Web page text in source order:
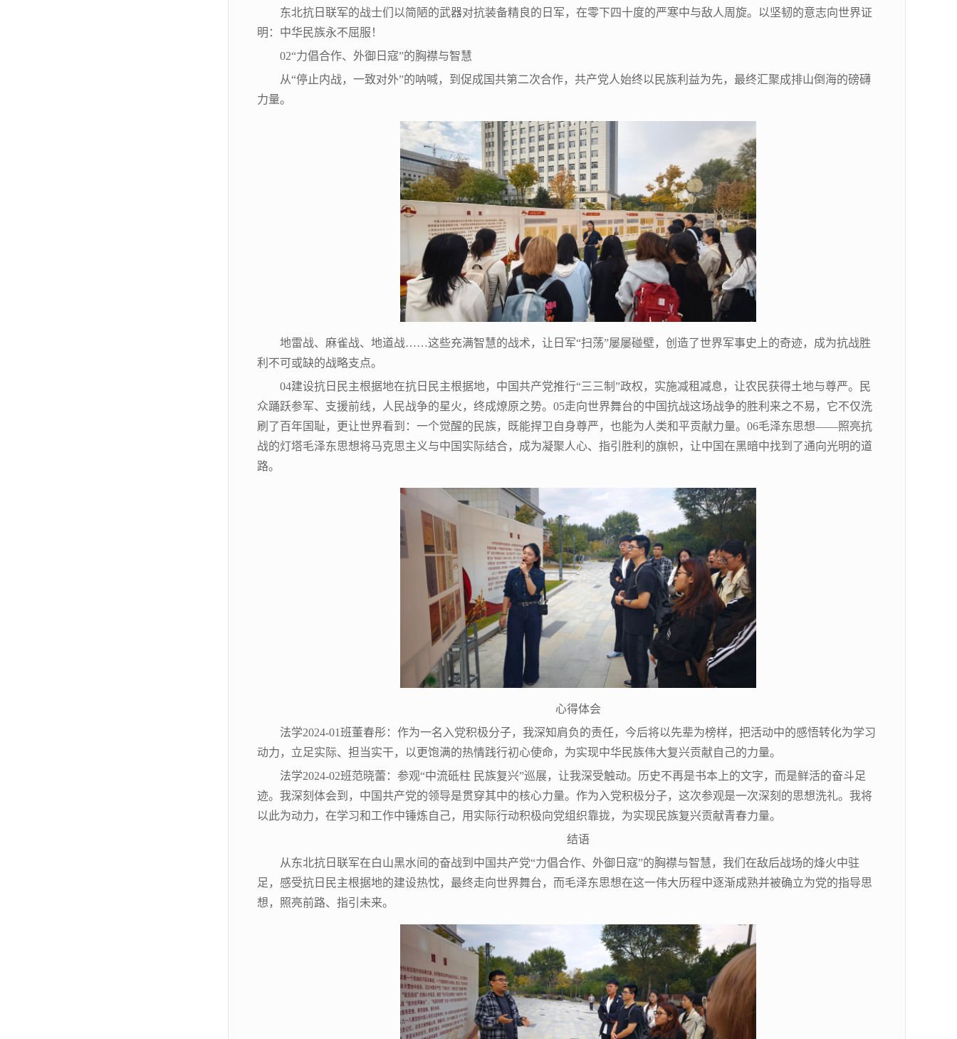
东北抗日联军的战士们以简陋的武器对抗装备精良的日军，在零下四十度的严寒中与敌人周旋。以坚韧的意志向世界证
明：中华民族永不屈服！
02“力倡合作、外御日寇”的胸襟与智慧
从“停止内战，一致对外”的呐喊，到促成国共第二次合作，共产党人始终以民族利益为先，最终汇聚成排山倒海的磅礴
力量。
地雷战、麻雀战、地道战……这些充满智慧的战术，让日军“扫荡”屡屡碰壁，创造了世界军事史上的奇迹，成为抗战胜
利不可或缺的战略支点。
04建设抗日民主根据地在抗日民主根据地，中国共产党推行“三三制”政权，实施减租减息，让农民获得土地与尊严。民
众踊跃参军、支援前线，人民战争的星火，终成燎原之势。05走向世界舞台的中国抗战这场战争的胜利来之不易，它不仅洗
刷了百年国耻，更让世界看到：一个觉醒的民族，既能捍卫自身尊严，也能为人类和平贡献力量。06毛泽东思想——照亮抗
战的灯塔毛泽东思想将马克思主义与中国实际结合，成为凝聚人心、指引胜利的旗帜，让中国在黑暗中找到了通向光明的道
路。
心得体会
法学2024-01班董春彤：作为一名入党积极分子，我深知肩负的责任，今后将以先辈为榜样，把活动中的感悟转化为学习
动力，立足实际、担当实干，以更饱满的热情践行初心使命，为实现中华民族伟大复兴贡献自己的力量。
法学2024-02班范晓蕾：参观“中流砥柱 民族复兴”巡展，让我深受触动。历史不再是书本上的文字，而是鲜活的奋斗足
迹。我深刻体会到，中国共产党的领导是贯穿其中的核心力量。作为入党积极分子，这次参观是一次深刻的思想洗礼。我将
以此为动力，在学习和工作中锤炼自己，用实际行动积极向党组织靠拢，为实现民族复兴贡献青春力量。
结语
从东北抗日联军在白山黑水间的奋战到中国共产党“力倡合作、外御日寇”的胸襟与智慧，我们在敌后战场的烽火中驻
足，感受抗日民主根据地的建设热忱，最终走向世界舞台，而毛泽东思想在这一伟大历程中逐渐成熟并被确立为党的指导思
想，照亮前路、指引未来。